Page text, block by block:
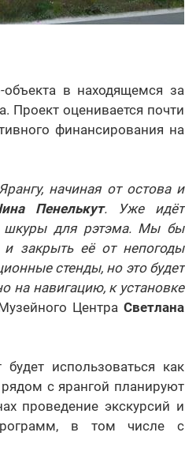
в находящемся за
Проект оценивается почти
финансирования на
начиная от остова и
Пенелькут. Уже идёт
шкуры для рэтэма. Мы бы
закрыть её от непогоды
стенды, но это будет
на навигацию, к установке
Центра Светлана
использоваться как
с ярангой планируют
проведение экскурсий и
программ, в том числе с